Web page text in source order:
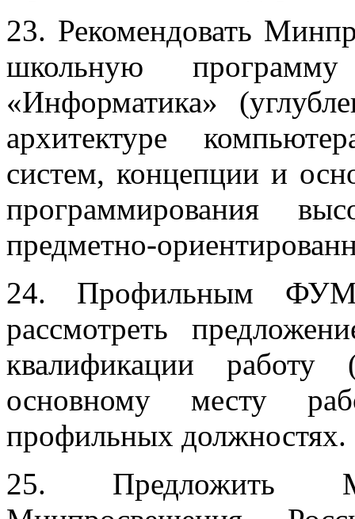
23. Рекомендовать
школьную
«Информатика»
архитектуре
систем, концепции и
программирования
предметно-
24. Профильным
рассмотреть
квалификации
основному месту
профильных должностях.
25. Предложить